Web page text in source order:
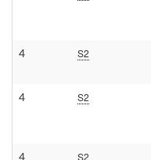
4 S2
4 S2
4 S2